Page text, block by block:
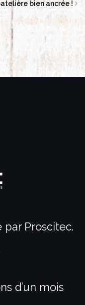
bien ancrée !
Proscitec.
d’un mois